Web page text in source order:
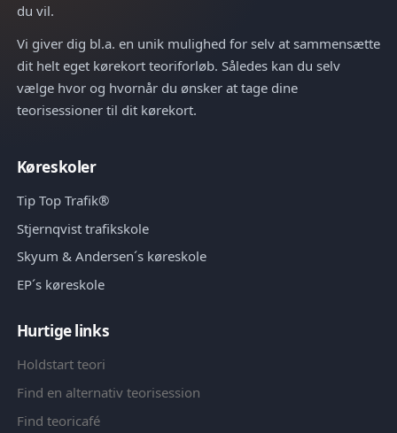
du vil.
Vi giver dig bl.a. en unik mulighed for selv at sammensætte
dit helt eget kørekort teoriforløb. Således kan du selv
vælge hvor og hvornår du ønsker at tage dine
teorisessioner til dit kørekort.
Køreskoler
Tip Top Trafik®
Stjernqvist trafikskole
Skyum & Andersen´s køreskole
EP´s køreskole
Hurtige links
Holdstart teori
Find en alternativ teorisession
Find teoricafé